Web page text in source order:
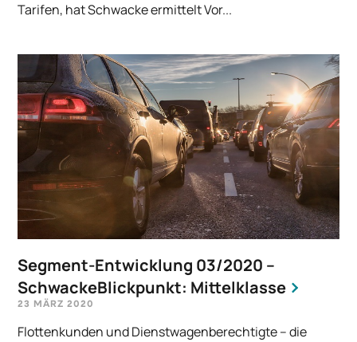
Tarifen, hat Schwacke ermittelt Vor...
Segment-Entwicklung 03/2020 –
SchwackeBlickpunkt: Mittelklasse
23 MÄRZ 2020
Flottenkunden und Dienstwagenberechtigte – die